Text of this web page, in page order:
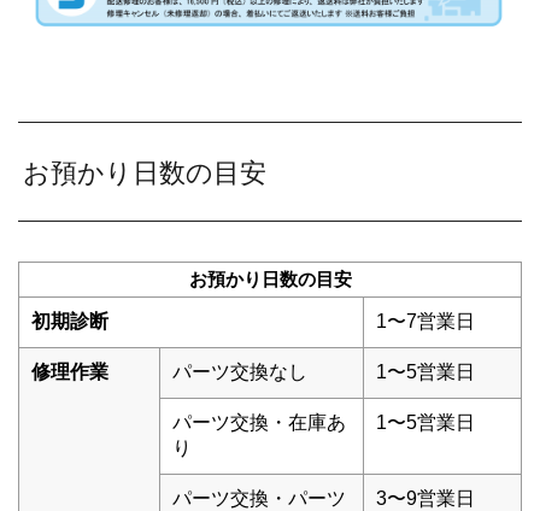
お預かり日数の目安
お預かり日数の目安
初期診断 1〜7営業日
修理作業 パーツ交換なし 1〜5営業日
パーツ交換・在庫あ
り
1〜5営業日
パーツ交換・パーツ
3〜9営業日